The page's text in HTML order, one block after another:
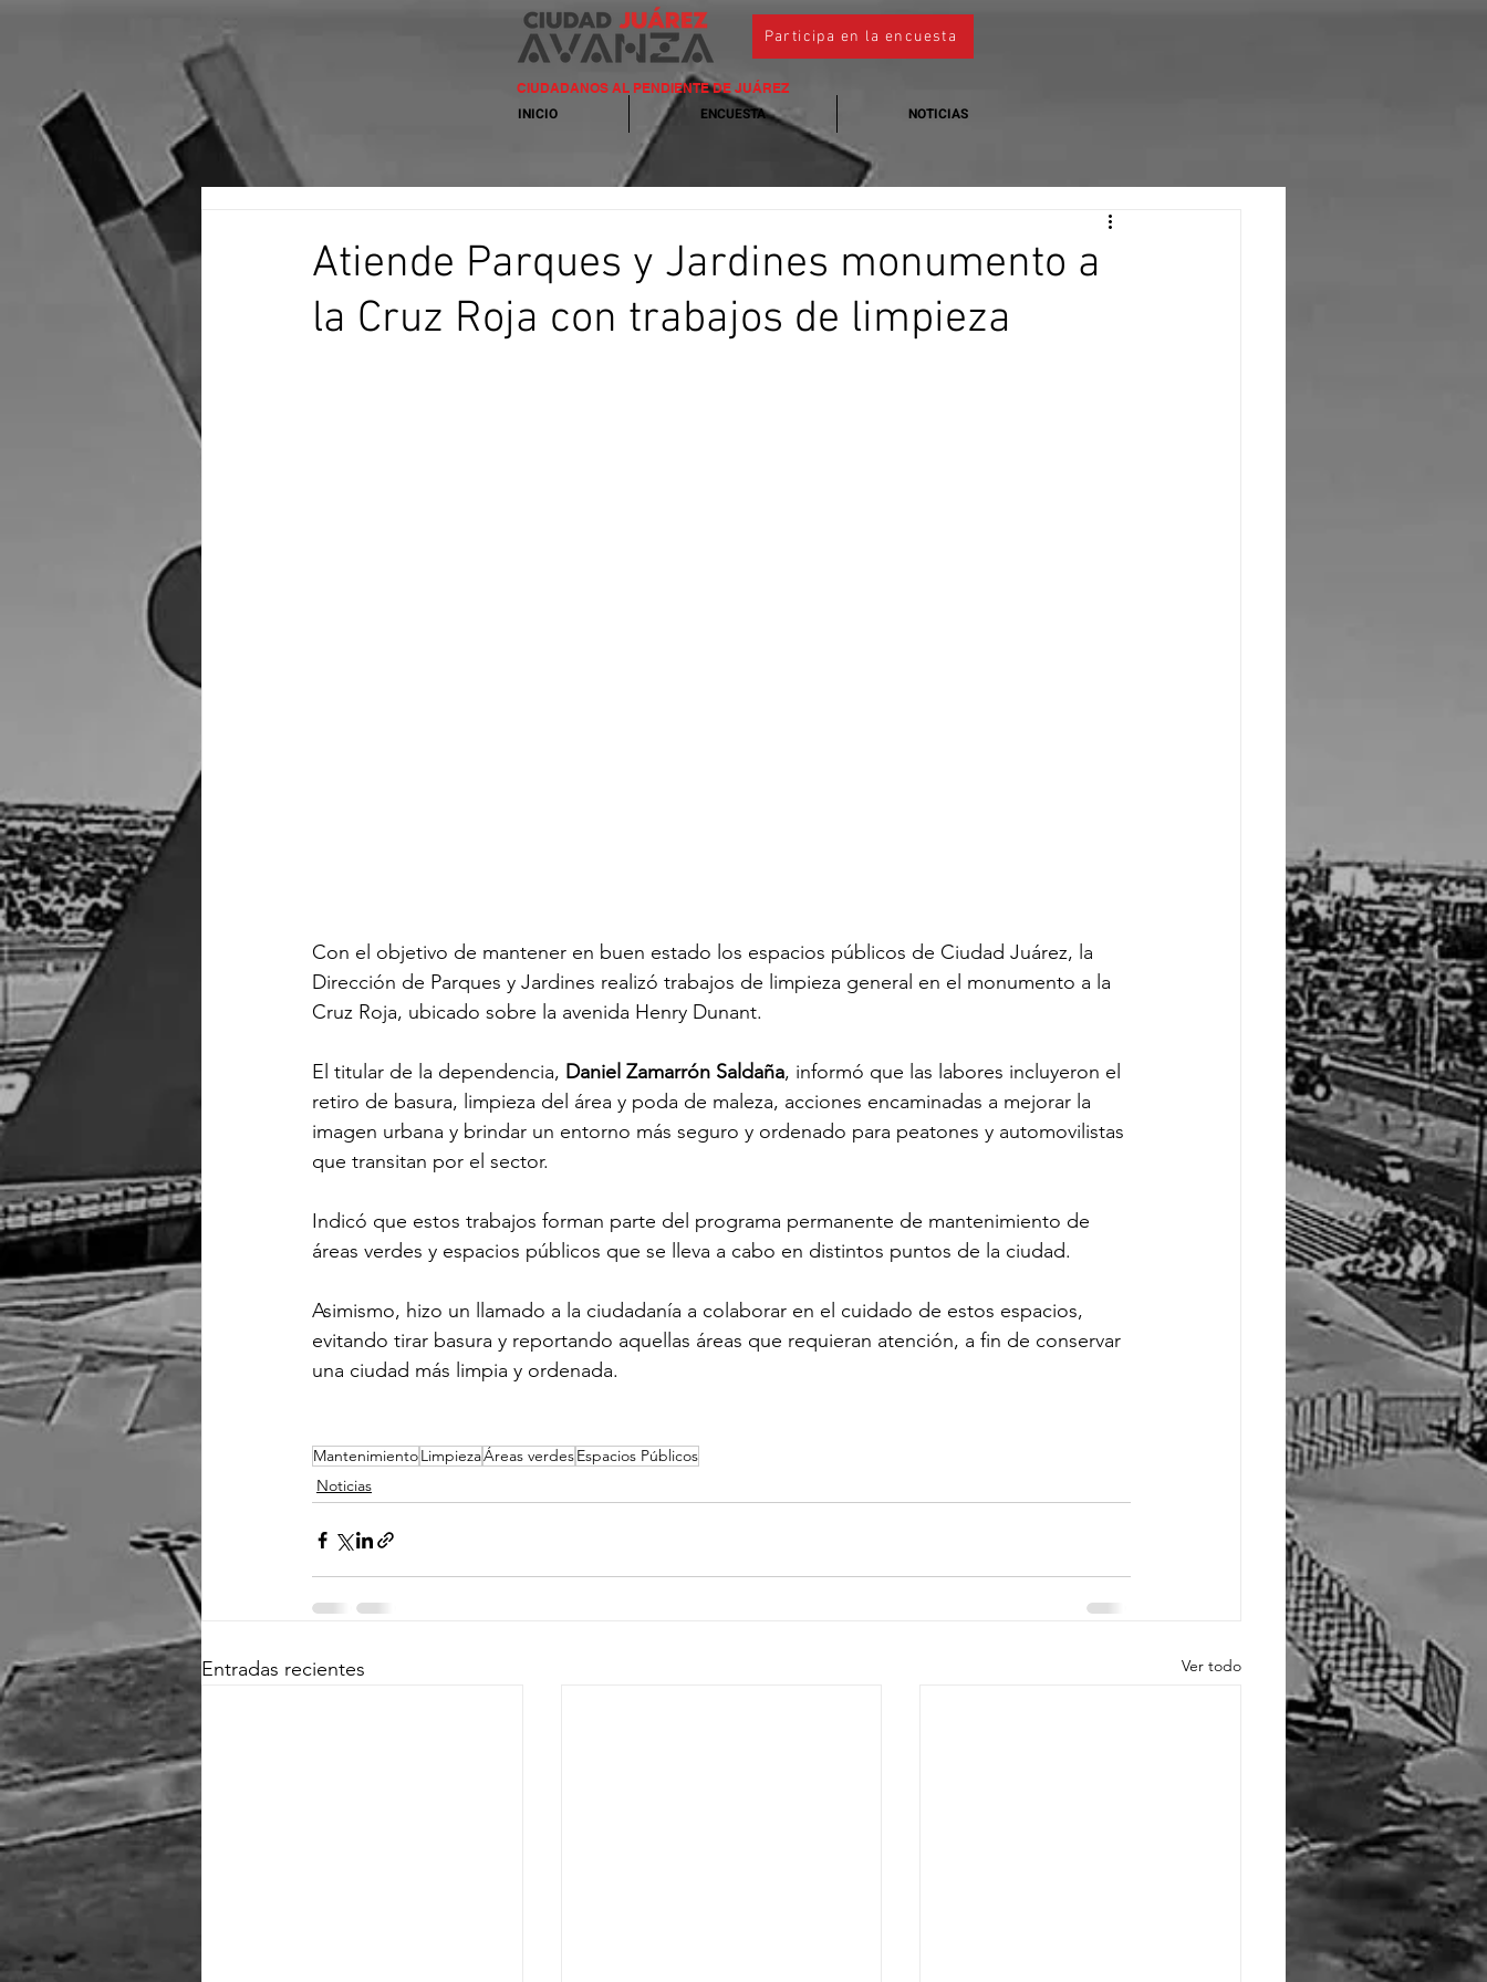
Participa en la encuesta
CIUDADANOS AL PENDIENTE DE JUÁREZ
INICIO ENCUESTA NOTICIAS
Atiende Parques y Jardines monumento a
la Cruz Roja con trabajos de limpieza
Con el objetivo de mantener en buen estado los espacios públicos de Ciudad Juárez, la
Dirección de Parques y Jardines realizó trabajos de limpieza general en el monumento a la
Cruz Roja, ubicado sobre la avenida Henry Dunant.
El titular de la dependencia, Daniel Zamarrón Saldaña, informó que las labores incluyeron el
retiro de basura, limpieza del área y poda de maleza, acciones encaminadas a mejorar la
imagen urbana y brindar un entorno más seguro y ordenado para peatones y automovilistas
que transitan por el sector.
Indicó que estos trabajos forman parte del programa permanente de mantenimiento de
áreas verdes y espacios públicos que se lleva a cabo en distintos puntos de la ciudad.
Asimismo, hizo un llamado a la ciudadanía a colaborar en el cuidado de estos espacios,
evitando tirar basura y reportando aquellas áreas que requieran atención, a fin de conservar
una ciudad más limpia y ordenada.
MantenimientoLimpiezaÁreas verdesEspacios Públicos
Noticias
Entradas recientes Ver todo